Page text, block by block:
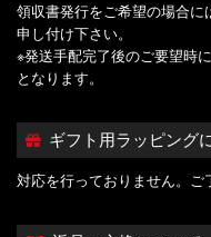
領収書発行をご希望の場合
申し付け下さい。
※発送手配完了後のご要望時
となります。
ギフト用ラッピング
対応を行っておりません。ご